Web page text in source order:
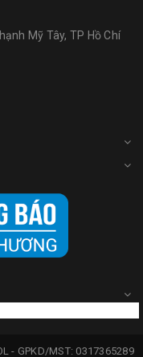
Mỹ Tây, TP Hồ Chí
- GPKD/MST: 0317365289